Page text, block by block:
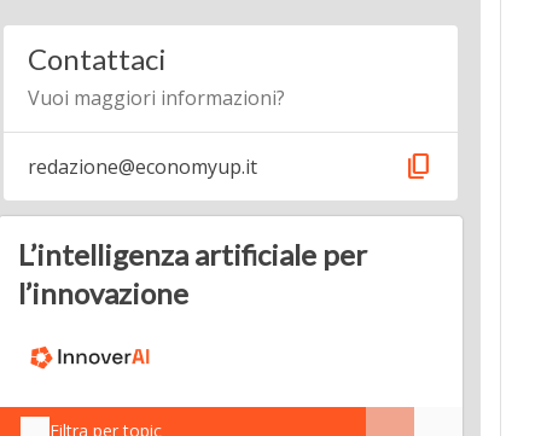
Contattaci
Vuoi maggiori informazioni?
redazione@economyup.it content_copy
L’intelligenza artificiale per
l’innovazione
Filtra per topic